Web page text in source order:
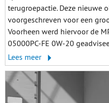
terugroepactie. Deze nieuwe
voorgeschreven voor een
Voorheen werd hiervoor de
05000PC-FE 0W-20
Lees meer